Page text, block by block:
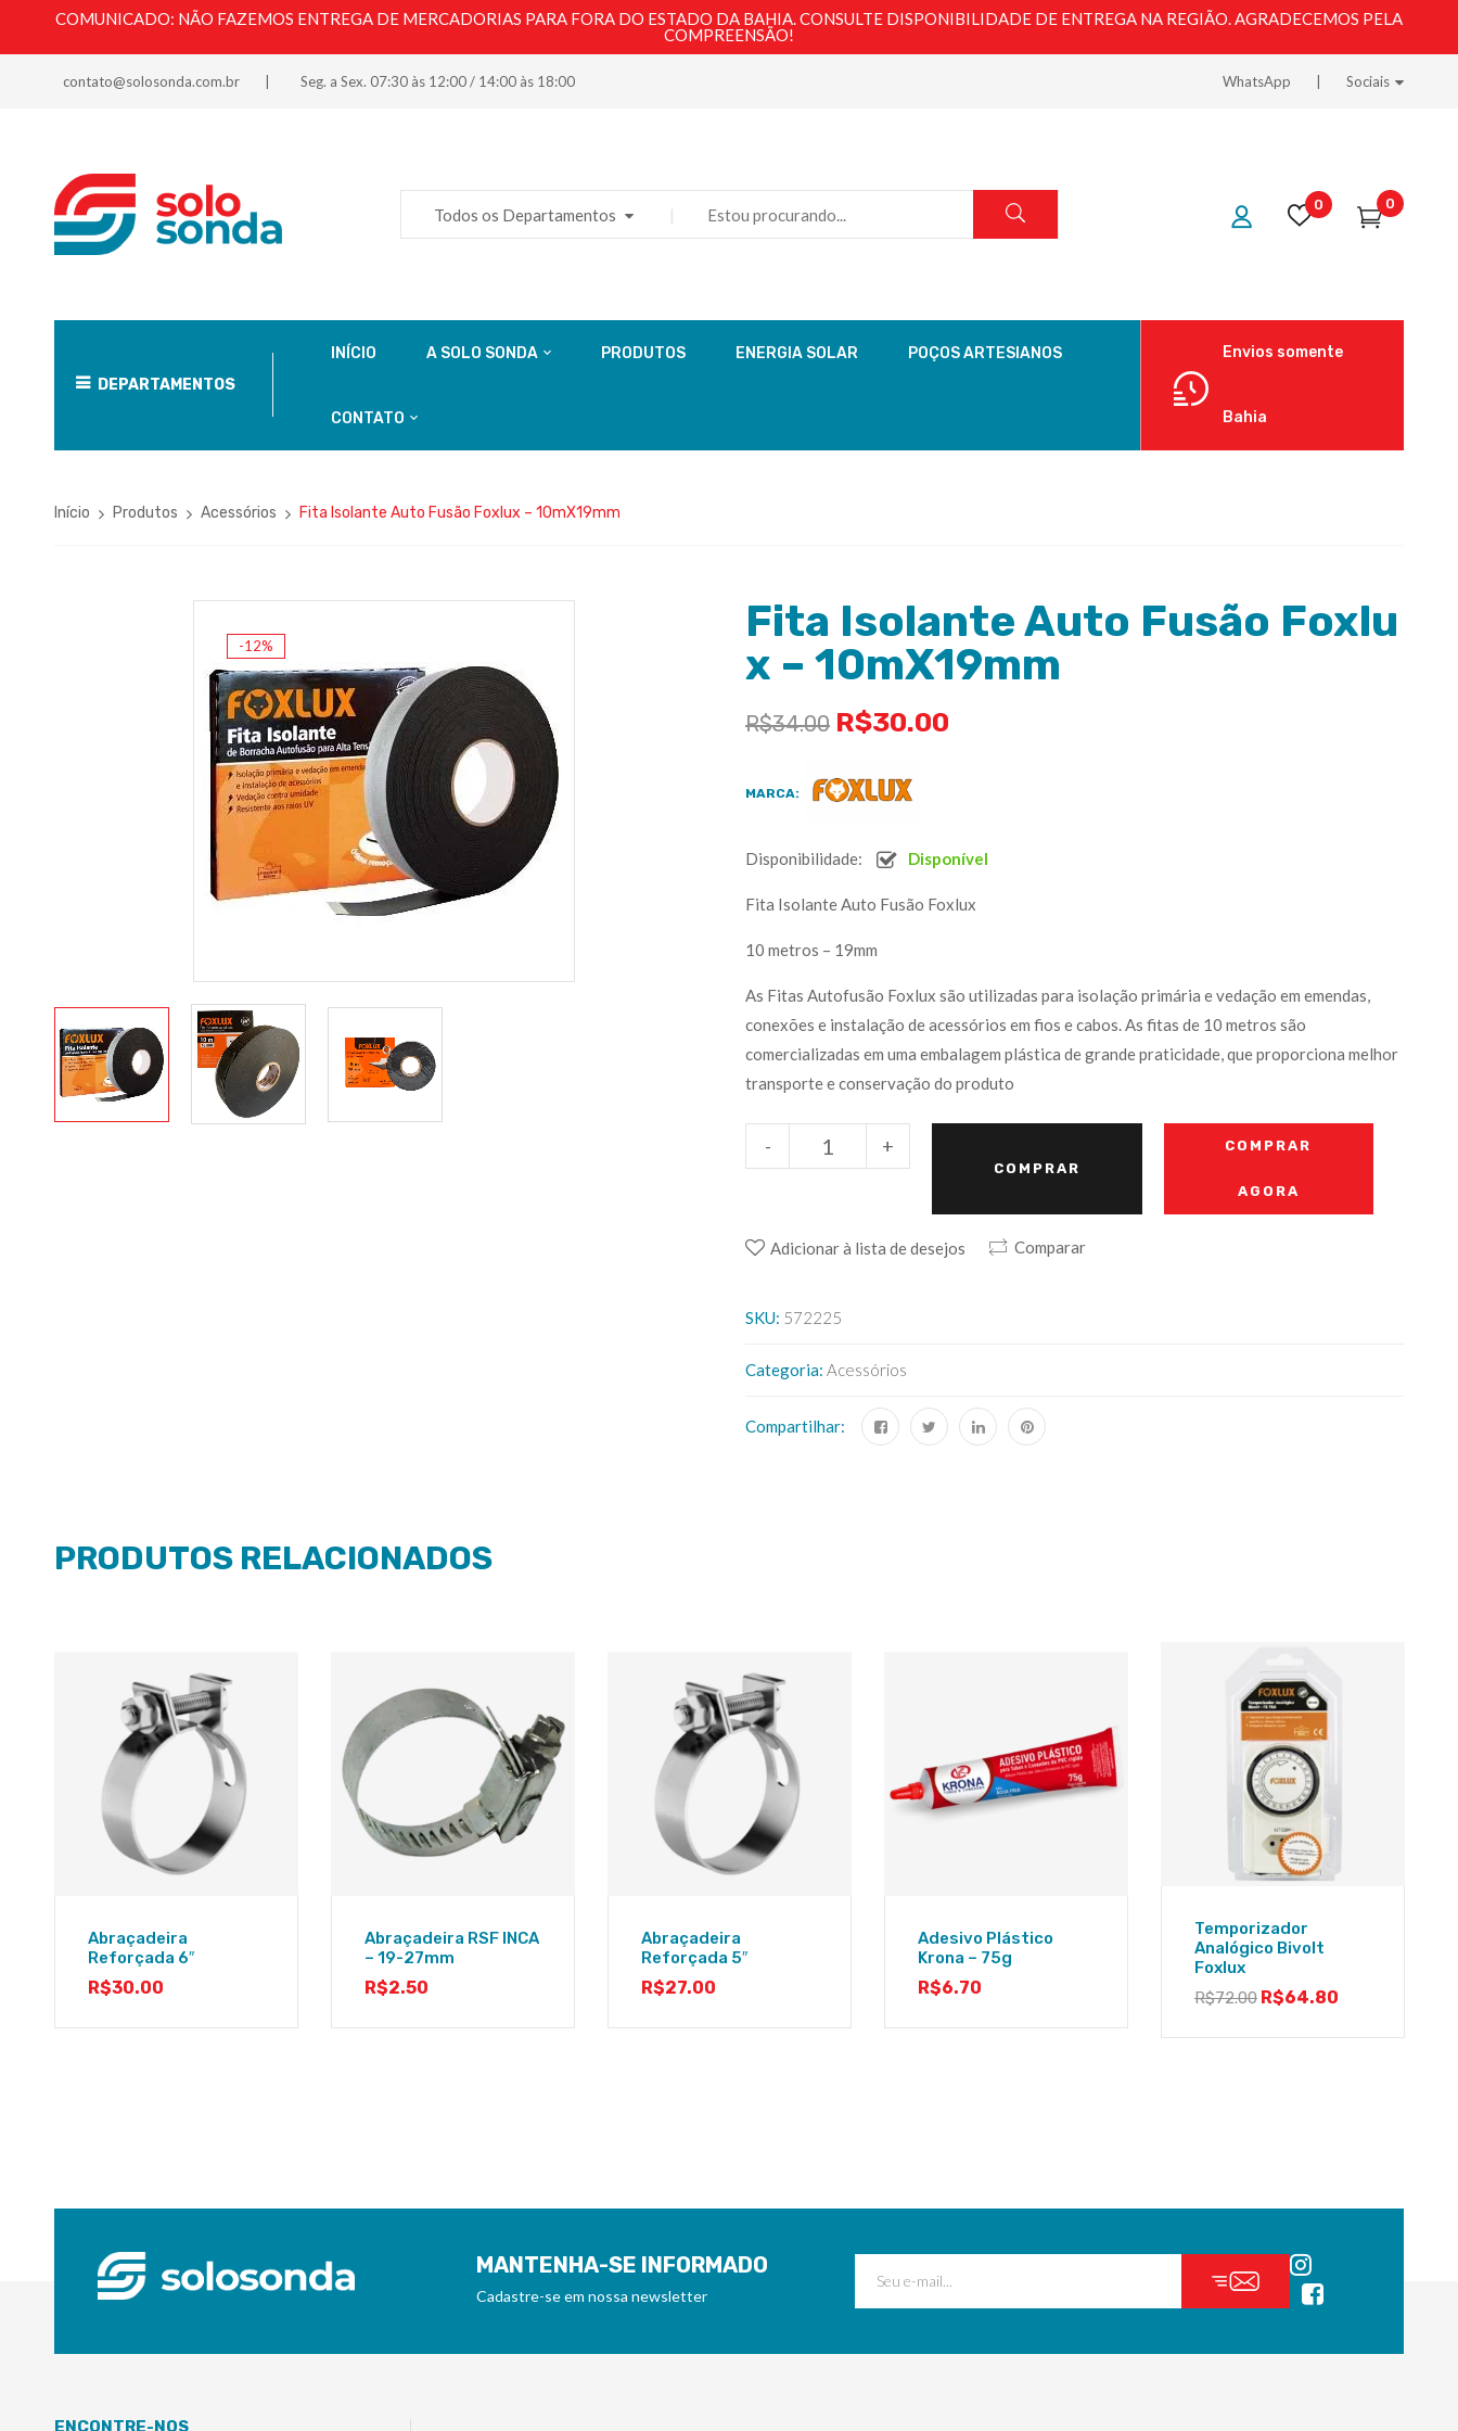
COMUNICADO: NÃO FAZEMOS ENTREGA DE MERCADORIAS PARA FORA DO ESTADO DA BAHIA. CONSULTE DISPONIBILIDADE DE ENTREGA NA REGIÃO. AGRADECEMOS PELA
COMPREENSÃO!
contato@solosonda.com.br Seg. a Sex. 07:30 às 12:00 / 14:00 às 18:00 WhatsApp Sociais
Todos os Departamentos
0 0
DEPARTAMENTOS
INÍCIO A SOLO SONDA PRODUTOS ENERGIA SOLAR POÇOS ARTESIANOS
CONTATO
Envios somente
Bahia
Início Produtos Acessórios Fita Isolante Auto Fusão Foxlux – 10mX19mm
-12%
Fita Isolante Auto Fusão Foxlu
x – 10mX19mm
R$34.00 R$30.00
MARCA:
Disponibilidade: Disponível
Fita Isolante Auto Fusão Foxlux
10 metros – 19mm
As Fitas Autofusão Foxlux são utilizadas para isolação primária e vedação em emendas,
conexões e instalação de acessórios em fios e cabos. As fitas de 10 metros são
comercializadas em uma embalagem plástica de grande praticidade, que proporciona melhor
transporte e conservação do produto
+
-
COMPRAR
COMPRAR
AGORA
Adicionar à lista de desejos Comparar
SKU: 572225
Categoria: Acessórios
Compartilhar:
PRODUTOS RELACIONADOS
Abraçadeira
Reforçada 6″
R$30.00
Abraçadeira RSF INCA
– 19-27mm
R$2.50
Abraçadeira
Reforçada 5″
R$27.00
Adesivo Plástico
Krona – 75g
R$6.70
Temporizador
Analógico Bivolt
Foxlux
R$72.00 R$64.80
MANTENHA-SE INFORMADO
Cadastre-se em nossa newsletter
ENCONTRE-NOS